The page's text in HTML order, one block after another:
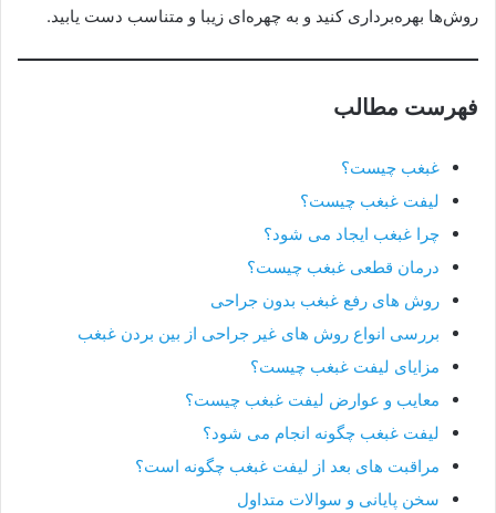
روش‌ها بهره‌برداری کنید و به چهره‌ای زیبا و متناسب دست یابید.
فهرست مطالب
غبغب چیست؟
لیفت غبغب چیست؟
چرا غبغب ایجاد می شود؟
درمان قطعی غبغب چیست؟
روش های رفع غبغب بدون جراحی
بررسی انواع روش های غیر جراحی از بین بردن غبغب
مزایای لیفت غبغب چیست؟
معایب و عوارض لیفت غبغب چیست؟
لیفت غبغب چگونه انجام می شود؟
مراقبت های بعد از لیفت غبغب چگونه است؟
سخن پایانی و سوالات متداول